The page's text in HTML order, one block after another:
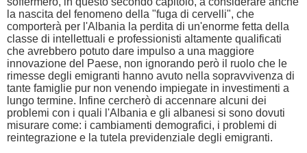
la nascita del fenomeno della "fuga di cervelli", che
comporterà per l'Albania la perdita di un'enorme fetta della
classe di intellettuali e professionisti altamente qualificati
che avrebbero potuto dare impulso a una maggiore
innovazione del Paese, non ignorando però il ruolo che le
rimesse degli emigranti hanno avuto nella sopravvivenza di
tante famiglie pur non venendo impiegate in investimenti a
lungo termine. Infine cercherò di accennare alcuni dei
problemi con i quali l'Albania e gli albanesi si sono dovuti
misurare come: i cambiamenti demografici, i problemi di
reintegrazione e la tutela previdenziale degli emigranti.